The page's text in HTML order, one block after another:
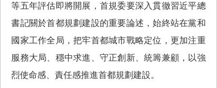
等五年評估即將開展，首規委要深入貫徹習近平總
書記關於首都規劃建設的重要論述，始終站在黨和
國家工作全局，把牢首都城市戰略定位，更加注重
服務大局、穩中求進、守正創新、統籌兼顧，以強
烈使命感、責任感推進首都規劃建設。